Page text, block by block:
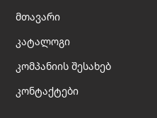
მთავარი
კატალოგი
კომპანიის შესახებ
კონტაქტები